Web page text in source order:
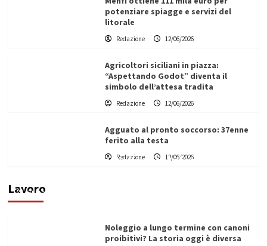
potenziare spiagge e servizi del
litorale
Redazione 12/06/2026
Agricoltori siciliani in piazza:
“Aspettando Godot” diventa il
simbolo dell’attesa tradita
Redazione 12/06/2026
Agguato al pronto soccorso: 37enne
ferito alla testa
Redazione 12/06/2026
Lavoro
Vino in Italia: il giro d’affari contribuisce
Filippo Cardinale
Noleggio a lungo termine con canoni
proibitivi? La storia oggi è diversa